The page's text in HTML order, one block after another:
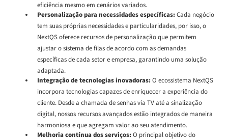
eficiência mesmo em cenários variados.
Personalização para necessidades específicas:Cada negócio
tem suas próprias necessidades e particularidades, por isso, o
NextQS oferece recursos de personalização que permitem
ajustar o sistema de filas de acordo com as demandas
específicas de cada setor e empresa, garantindo uma solução
adaptada.
Integração de tecnologias inovadoras:O ecossistema NextQS
incorpora tecnologias capazes de enriquecer a experiência do
cliente. Desde a chamada de senhas via TV até a sinalização
digital, nossos recursos avançados estão integrados de maneira
harmoniosa e que agregam valor ao seu atendimento.
Melhoria contínua dos serviços:O principal objetivo do